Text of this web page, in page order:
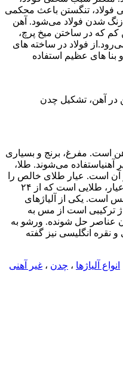
تنگستن باعث محکمی
فولاد می‌شود. آهن
در ساختن میخ پرچ،
فولاد در ساخته های
عظیم استفاده
در آهن، تشکیل چدن
مفرغ، برنج و بسیاری
می‌شوند. طلا،
عیار طلای خالص را
۲۴ فرض می‌کنند؛ بنابراین طلای ۱۸ عیار، طلایی است که از ۲۴
یکی از آلیاژهای
است از مس به
حل شونده. ورشو به
انگلیسی نیز گفته
،چدن ،غیر آهنی